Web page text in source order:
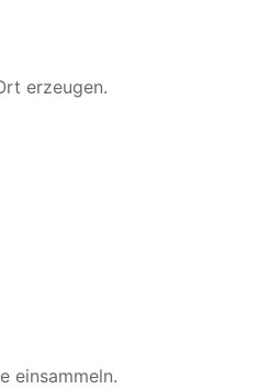
erzeugen.
einsammeln.